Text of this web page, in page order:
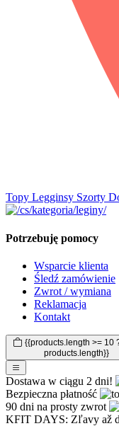
Topy Legginsy Szorty
Potrzebuję pomocy
Wsparcie klienta
Śledź zamówienie
Zwrot / wymiana
Reklamacja
Kontakt
{{products.length >= 10
products.length}}
Dostawa w ciągu 2 dni!
Bezpieczna płatność
90 dni na prosty zwrot
KFIT DAYS: Zľavy až